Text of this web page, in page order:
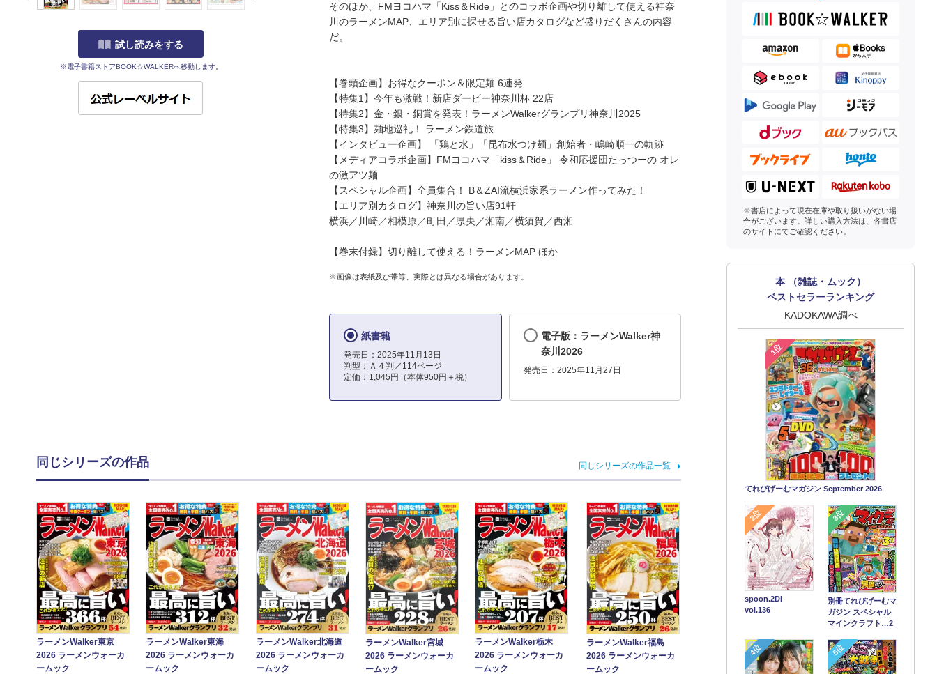
試し読みをする
※電子書籍ストアBOOK☆WALKERへ移動します。
そのほか、FMヨコハマ「Kiss＆Ride」とのコラボ企画や切り離して使える神奈
川のラーメンMAP、エリア別に探せる旨い店カタログなど盛りだくさんの内容
だ。
【巻頭企画】お得なクーポン＆限定麺 6連発
【特集1】今年も激戦！新店ダービー神奈川杯 22店
【特集2】金・銀・銅賞を発表！ラーメンWalkerグランプリ神奈川2025
【特集3】麺地巡礼！ ラーメン鉄道旅
【インタビュー企画】 「鶏と水」「昆布水つけ麺」創始者・嶋崎順一の軌跡
【メディアコラボ企画】FMヨコハマ「kiss＆Ride」 令和応援団たっつーの オレ
の激アツ麺
【スペシャル企画】全員集合！ B＆ZAI流横浜家系ラーメン作ってみた！
【エリア別カタログ】神奈川の旨い店91軒
横浜／川崎／相模原／町田／県央／湘南／横須賀／西湘
【巻末付録】切り離して使える！ラーメンMAP ほか
※画像は表紙及び帯等、実際とは異なる場合があります。
紙書籍
発売日：2025年11月13日
判型：Ａ４判／114ページ
定価：1,045円（本体950円＋税）
電子版：ラーメンWalker神
奈川2026
発売日：2025年11月27日
同じシリーズの作品 同じシリーズの作品一覧
ラーメンWalker東京
2026 ラーメンウォーカ
ームック
ラーメンWalker東海
2026 ラーメンウォーカ
ームック
ラーメンWalker北海道
2026 ラーメンウォーカ
ームック
ラーメンWalker宮城
2026 ラーメンウォーカ
ームック
ラーメンWalker栃木
2026 ラーメンウォーカ
ームック
ラーメンWalker福島
2026 ラーメンウォーカ
ームック
※書店によって現在在庫や取り扱いがない場
合がございます。詳しい購入方法は、各書店
のサイトにてご確認ください。
本 （雑誌・ムック）
ベストセラーランキング
KADOKAWA調べ
1位
てれびげーむマガジン September 2026
2位
spoon.2Di
vol.136
3位
別冊てれびげーむマ
ガジン スペシャル
マインクラフト…2
4位 5位